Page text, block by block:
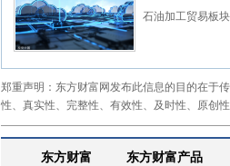
石油加工贸易板
郑重声明：东方财富网发布此信息的目的在于
性、真实性、完整性、有效性、及时性、原创
东方财富 东方财富产品